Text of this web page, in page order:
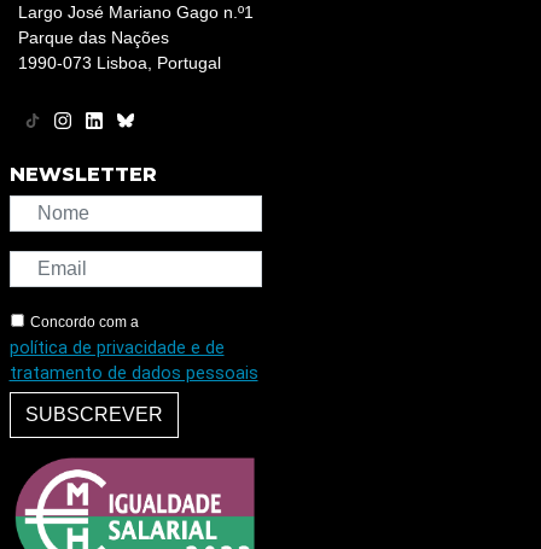
Largo José Mariano Gago n.º1
Parque das Nações
1990-073 Lisboa, Portugal
NEWSLETTER
Concordo com a
política de privacidade e de
tratamento de dados pessoais
SUBSCREVER